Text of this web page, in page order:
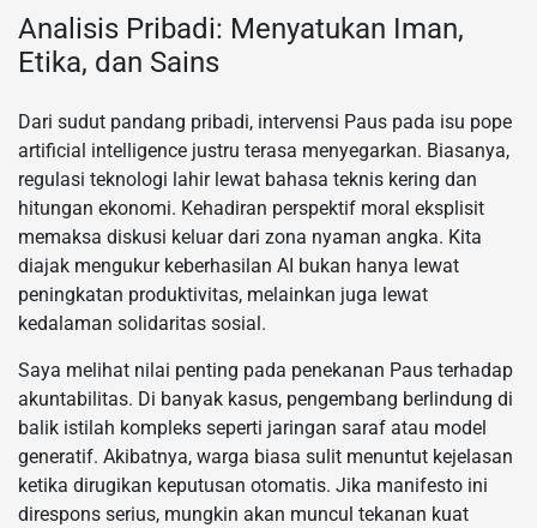
Analisis Pribadi: Menyatukan Iman,
Etika, dan Sains
Dari sudut pandang pribadi, intervensi Paus pada isu pope
artificial intelligence justru terasa menyegarkan. Biasanya,
regulasi teknologi lahir lewat bahasa teknis kering dan
hitungan ekonomi. Kehadiran perspektif moral eksplisit
memaksa diskusi keluar dari zona nyaman angka. Kita
diajak mengukur keberhasilan AI bukan hanya lewat
peningkatan produktivitas, melainkan juga lewat
kedalaman solidaritas sosial.
Saya melihat nilai penting pada penekanan Paus terhadap
akuntabilitas. Di banyak kasus, pengembang berlindung di
balik istilah kompleks seperti jaringan saraf atau model
generatif. Akibatnya, warga biasa sulit menuntut kejelasan
ketika dirugikan keputusan otomatis. Jika manifesto ini
direspons serius, mungkin akan muncul tekanan kuat